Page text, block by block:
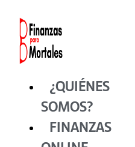
contenido
¿QUIÉNES
SOMOS?
FINANZAS